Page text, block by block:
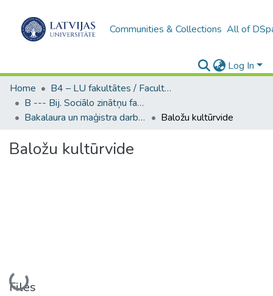
Communities & Collections All of
Log In
Home
B4 – LU fakultātes / Faculties of the UL
B --- Bij. Sociālo zinātņu fakultātes noslēguma darbi / Faculty of Social Sciences - Graduate works
Bakalaura un maģistra darbi (SZF) / Bachelor's and Master's theses
Baložu kultūrvide
Baložu kultūrvide
Loading...
Files